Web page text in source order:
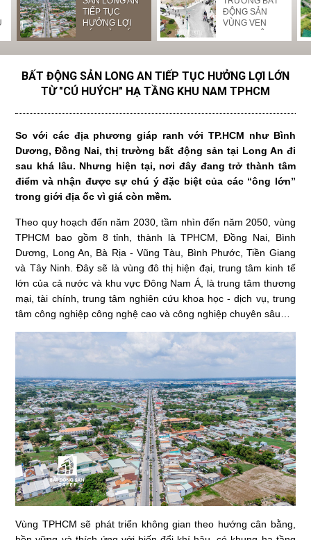
GIẢI PHÓNG
MIỀN NAM
THỐNG NHẤT
QUỐC TẾ LAO
ĐỘNG
NGHỈ LỄ GIỖ
TỔ HÙNG
VƯƠNG
NHỘN NHỊP
ĐẤT NỀN
LONG AN
TIẾP TỤC
HƯỞNG LỢI
LỚN TỪ "CÚ
TẦNG KHU
NAM TPHCM
ĐỘNG SẢN
VÙNG VEN
BẤT ĐỘNG SẢN LONG AN TIẾP TỤC HƯỞNG LỢI LỚN
TỪ "CÚ HUÝCH" HẠ TẦNG KHU NAM TPHCM
So với các địa phương giáp ranh với TP.HCM như Bình
Dương, Đồng Nai, thị trường bất động sản tại Long An đi
sau khá lâu. Nhưng hiện tại, nơi đây đang trở thành tâm
điểm và nhận được sự chú ý đặc biệt của các “ông lớn”
trong giới địa ốc vì giá còn mềm.
Theo quy hoạch đến năm 2030, tầm nhìn đến năm 2050, vùng
TPHCM bao gồm 8 tỉnh, thành là TPHCM, Đồng Nai, Bình
Dương, Long An, Bà Rịa - Vũng Tàu, Bình Phước, Tiền Giang
và Tây Ninh. Đây sẽ là vùng đô thị hiện đại, trung tâm kinh tế
lớn của cả nước và khu vực Đông Nam Á, là trung tâm thương
mại, tài chính, trung tâm nghiên cứu khoa học - dịch vụ, trung
tâm công nghiệp công nghệ cao và công nghiệp chuyên sâu…
Vùng TPHCM sẽ phát triển không gian theo hướng cân bằng,